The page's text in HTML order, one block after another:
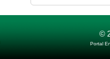
©
Portal